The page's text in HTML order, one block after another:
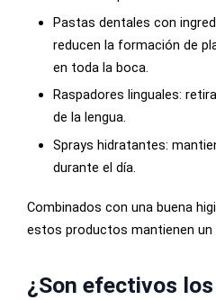
Pastas dentales con
reducen la formación de
en toda la boca.
Raspadores linguales:
de la lengua.
Sprays hidratantes:
durante el día.
Combinados con una buena
estos productos mantienen un
¿Son efectivos